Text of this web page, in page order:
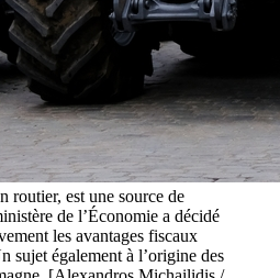
routier, est une source de
de l’Économie a décidé
les avantages fiscaux
sujet également à l’origine des